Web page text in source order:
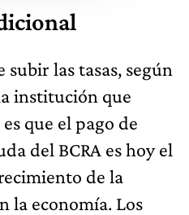
las tasas, según
institución que
es que el pago de
del BCRA es hoy el
de la
la economía. Los